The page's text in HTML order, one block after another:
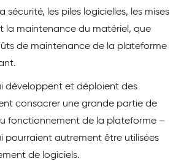
sécurité, les piles logicielles, les mises
la maintenance du matériel, que
de maintenance de la plateforme
développent et déploient des
consacrer une grande partie de
fonctionnement de la plateforme –
pourraient autrement être utilisées
de logiciels.